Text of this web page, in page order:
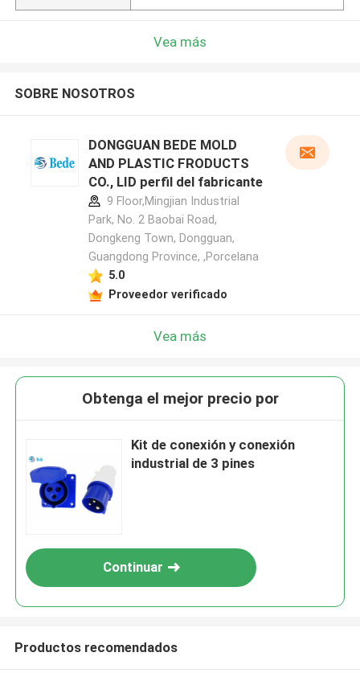
Vea más
SOBRE NOSOTROS
DONGGUAN BEDE MOLD
AND PLASTIC FRODUCTS
CO., LID perfil del fabricante
9 Floor,Mingjian Industrial
Park, No. 2 Baobai Road,
Dongkeng Town, Dongguan,
Guangdong Province, ,Porcelana
5.0
Proveedor verificado
Vea más
Obtenga el mejor precio por
Kit de conexión y conexión
industrial de 3 pines
Continuar
Productos recomendados